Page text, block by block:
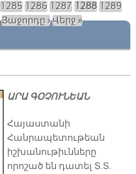
1285 1286 1287 1288 1289
Յաջորդը ›Վերջ »
ԱՐԱ ԳՕՉՈՒՆԵԱՆ
​Հայաստանի
Հանրապետութեան
իշխանութիւնները
որոշած են դատել Տ.Տ.